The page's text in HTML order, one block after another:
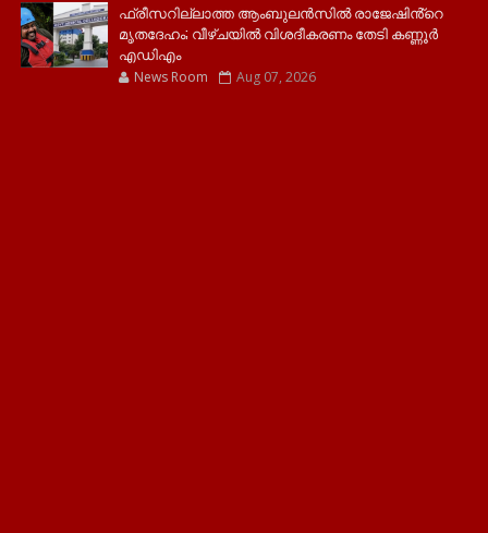
ഫ്രീസറില്ലാത്ത ആംബുലൻസിൽ രാജേഷിൻ്റെ
മൃതദേഹം; വീഴ്ചയിൽ വിശദീകരണം തേടി കണ്ണൂർ
എഡിഎം
News Room Aug 07, 2026